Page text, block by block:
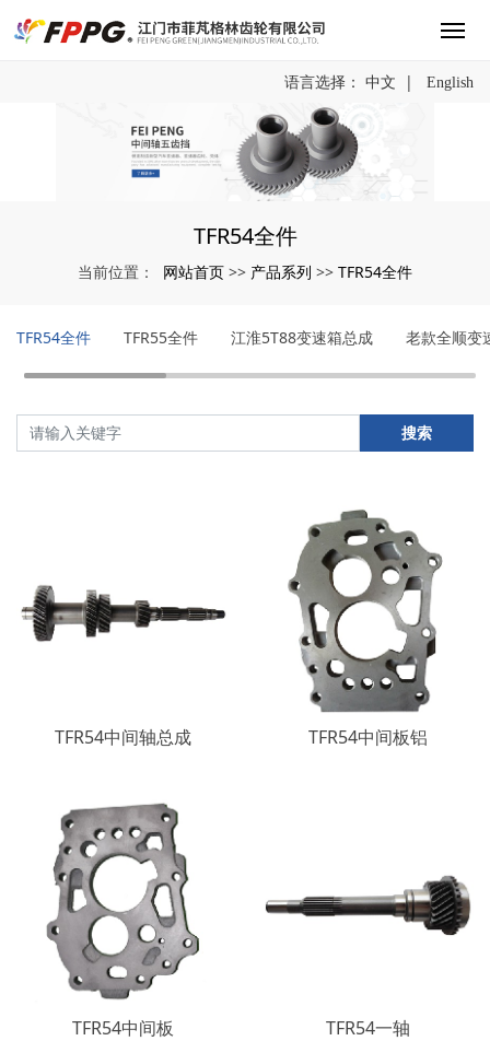
语言选择： 中文 | English
TFR54全件
当前位置： 网站首页 >> 产品系列 >> TFR54全件
TFR54全件 TFR55全件 江淮5T88变速箱总成 老款全顺变
搜索
TFR54中间轴总成 TFR54中间板铝
TFR54中间板 TFR54一轴